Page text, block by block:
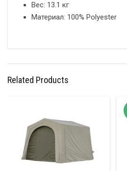
Вес: 13.1 кг
Материал: 100% Polyester
Related Products